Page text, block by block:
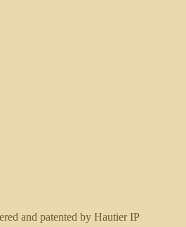
and patented by Hautier IP